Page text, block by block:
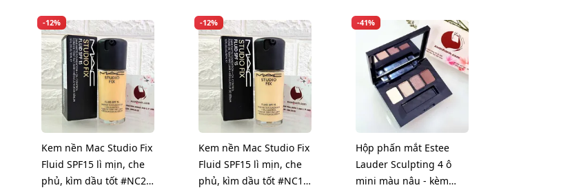
-12%
Kem nền Mac Studio Fix
Fluid SPF15 lì mịn, che
phủ, kìm dầu tốt #NC20
-12%
Kem nền Mac Studio Fix
Fluid SPF15 lì mịn, che
phủ, kìm dầu tốt #NC15
-41%
Hộp phấn mắt Estee
Lauder Sculpting 4 ô
mini màu nâu - kèm